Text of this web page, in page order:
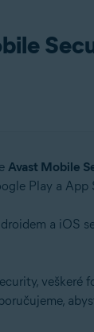
Avast Mobile
Play a
a iOS
veškeré